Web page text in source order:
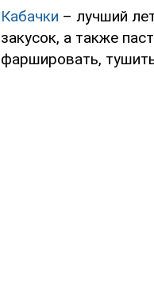
Кабачки – лучший
закусок, а также
фаршировать,